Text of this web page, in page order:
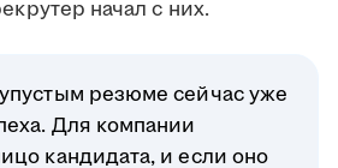
начал с них.
резюме сейчас уже
Для компании
кандидата, и если оно